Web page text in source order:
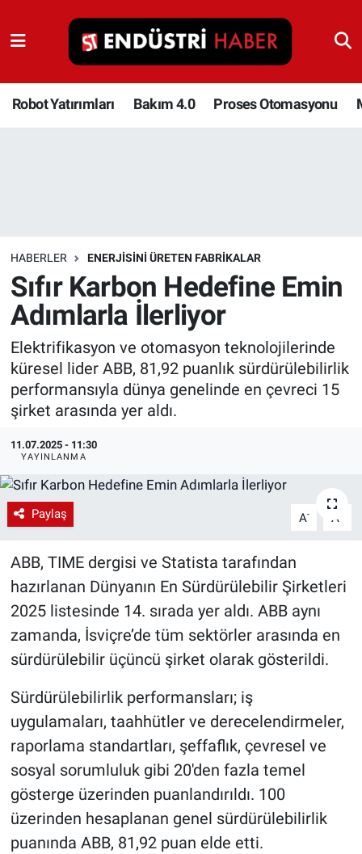
Robot Yatırımları Bakım 4.0 Proses Otomasyonu
HABERLER ENERJISINI ÜRETEN FABRIKALAR
Sıfır Karbon Hedefine Emin
Adımlarla İlerliyor
Elektrifikasyon ve otomasyon teknolojilerinde
küresel lider ABB, 81,92 puanlık sürdürülebilirlik
performansıyla dünya genelinde en çevreci 15
şirket arasında yer aldı.
11.07.2025 - 11:30
YAYINLANMA
Paylaş A- A
ABB, TIME dergisi ve Statista tarafından
hazırlanan Dünyanın En Sürdürülebilir Şirketleri
2025 listesinde 14. sırada yer aldı. ABB aynı
zamanda, İsviçre’de tüm sektörler arasında en
sürdürülebilir üçüncü şirket olarak gösterildi.
Sürdürülebilirlik performansları; iş
uygulamaları, taahhütler ve derecelendirmeler,
raporlama standartları, şeffaflık, çevresel ve
sosyal sorumluluk gibi 20'den fazla temel
gösterge üzerinden puanlandırıldı. 100
üzerinden hesaplanan genel sürdürülebilirlik
puanında ABB, 81,92 puan elde etti.
Robot Yatırımları
Bakım 4.0
Depolama Çözümleri
İnşaat ve Malzeme
HaberOrtak
EndüstriST
Ağır Sanayi Çözümleri